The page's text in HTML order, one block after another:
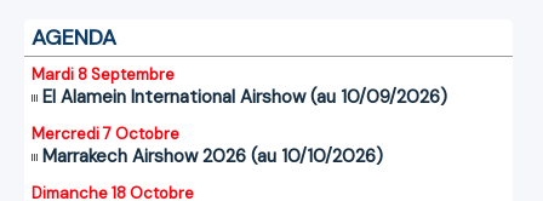
AGENDA
Mardi 8 Septembre
El Alamein International Airshow (au 10/09/2026)
Mercredi 7 Octobre
Marrakech Airshow 2026 (au 10/10/2026)
Dimanche 18 Octobre